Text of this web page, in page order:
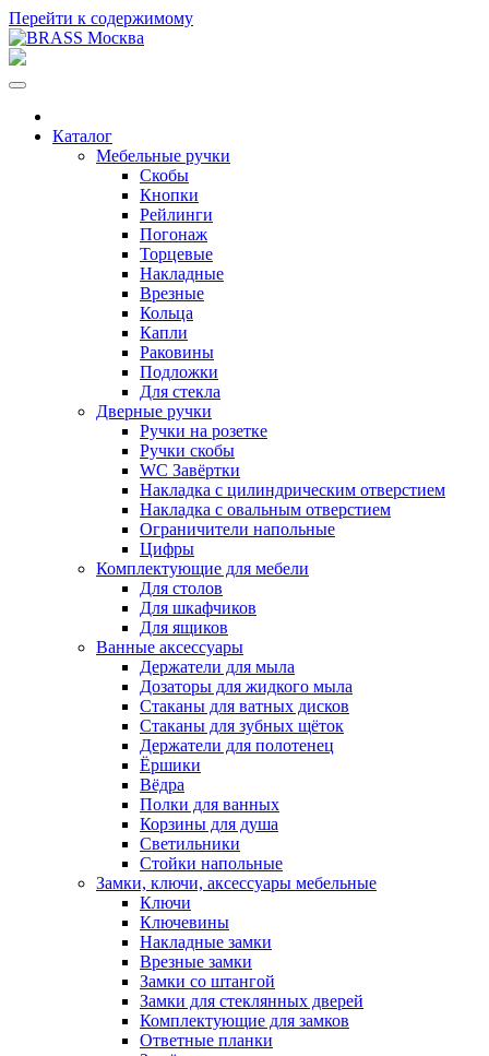
Перейти к содержимому
Каталог
Мебельные ручки
Скобы
Кнопки
Рейлинги
Погонаж
Торцевые
Накладные
Врезные
Кольца
Капли
Раковины
Подложки
Для стекла
Дверные ручки
Ручки на розетке
Ручки скобы
WC Завёртки
Накладка с цилиндрическим отверстием
Накладка с овальным отверстием
Ограничители напольные
Цифры
Комплектующие для мебели
Для столов
Для шкафчиков
Для ящиков
Ванные аксессуары
Держатели для мыла
Дозаторы для жидкого мыла
Стаканы для ватных дисков
Стаканы для зубных щёток
Держатели для полотенец
Ёршики
Вёдра
Полки для ванных
Корзины для душа
Светильники
Стойки напольные
Замки, ключи, аксессуары мебельные
Ключи
Ключевины
Накладные замки
Врезные замки
Замки со штангой
Замки для стеклянных дверей
Комплектующие для замков
Ответные планки